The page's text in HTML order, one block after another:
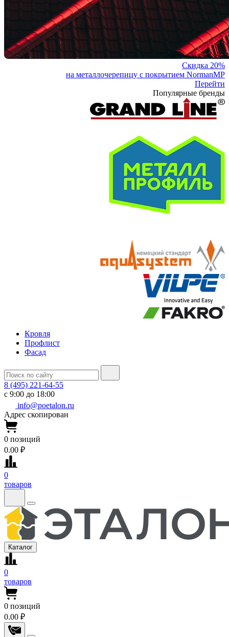
Скидка 20%
на металлочерепицу с покрытием NormanMP
Перейти
Популярные бренды
Кровля
Профлист
Фасад
8 (495) 221-64-55
с 9:00 до 18:00
info@poetalon.ru
Адрес скопирован
0 позиций
0.00 ₽
0
товаров
Каталог
0
товаров
0 позиций
0.00 ₽